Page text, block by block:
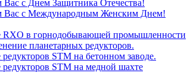
Вас с Днем Защитника Отечества!
Вас с Международным Женским Днем!
RXO в горнодобывающей промышленности
планетарных редукторов.
STM на бетонном заводе.
STM на медной шахте